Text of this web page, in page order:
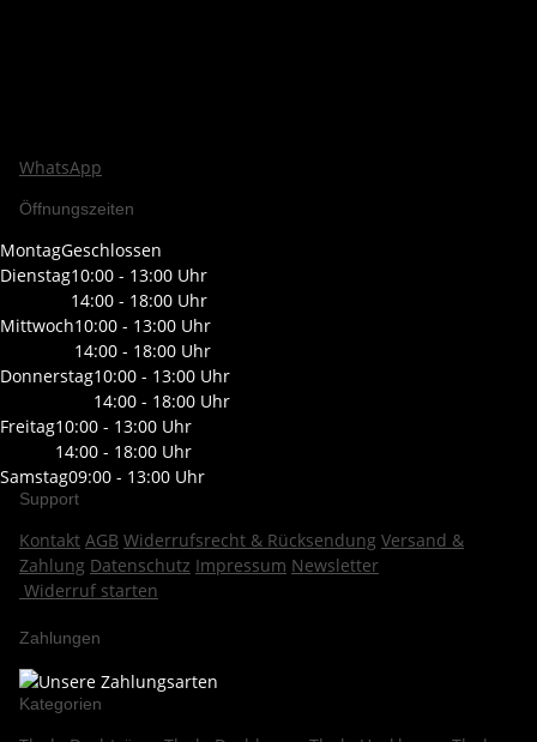
WhatsApp
Öffnungszeiten
MontagGeschlossen
Dienstag10:00 - 13:00 Uhr
14:00 - 18:00 Uhr
Mittwoch10:00 - 13:00 Uhr
14:00 - 18:00 Uhr
Donnerstag10:00 - 13:00 Uhr
14:00 - 18:00 Uhr
Freitag10:00 - 13:00 Uhr
14:00 - 18:00 Uhr
Samstag09:00 - 13:00 Uhr
Support
Kontakt AGB Widerrufsrecht & Rücksendung Versand &
Zahlung Datenschutz Impressum Newsletter
Widerruf starten
Zahlungen
Kategorien